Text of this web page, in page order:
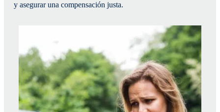
y asegurar una compensación justa.